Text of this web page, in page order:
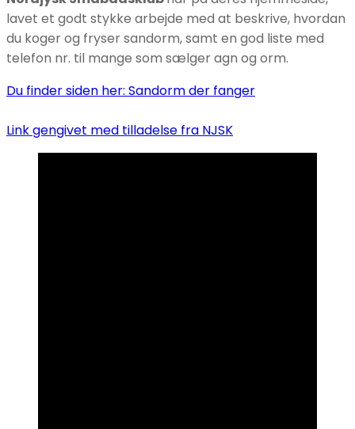
lavet et godt stykke arbejde med at beskrive, hvordan
du koger og fryser sandorm, samt en god liste med
telefon nr. til mange som sælger agn og orm.
Du finder siden her: Sandorm der fanger
Link gengivet med tilladelse fra NJSK